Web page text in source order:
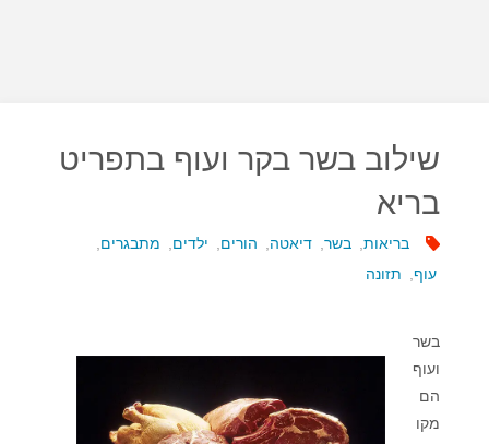
שילוב בשר בקר ועוף בתפריט
בריא
בריאות בשר דיאטה הורים ילדים מתבגרים
עוף, תזונה
בשר
ועוף
הם
מקו